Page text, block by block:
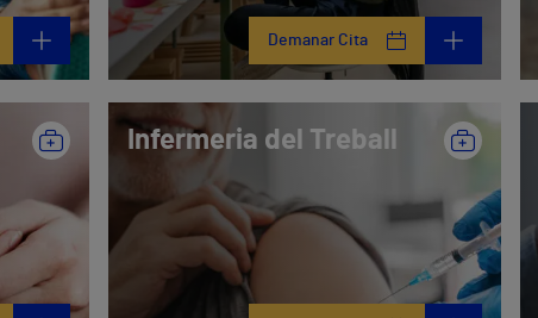
Demanar Cita
Infermeria del Treball